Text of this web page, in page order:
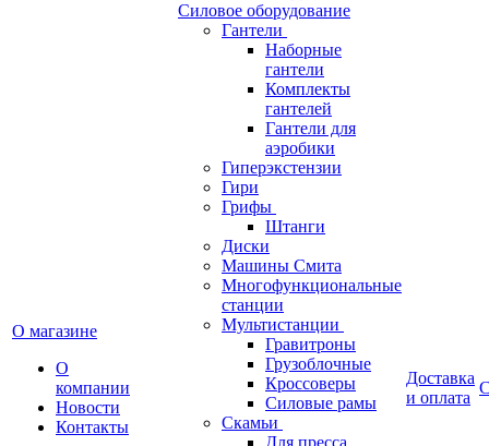
О магазине
О
компании
Новости
Контакты
Силовое оборудование
Гантели
Наборные
гантели
Комплекты
гантелей
Гантели для
аэробики
Гиперэкстензии
Гири
Грифы
Штанги
Диски
Машины Смита
Многофункциональные
станции
Мультистанции
Гравитроны
Грузоблочные
Кроссоверы
Силовые рамы
Скамьи
Для пресса
Доставка
и оплата